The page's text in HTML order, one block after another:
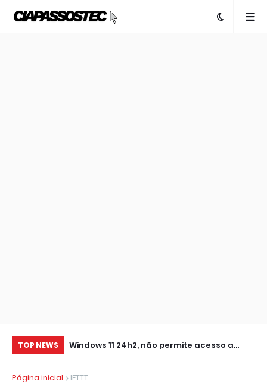
TOP NEWS
IMPRESSORA
Windows 11 24h2, não permite acesso a
outros
Página inicial
IFTTT